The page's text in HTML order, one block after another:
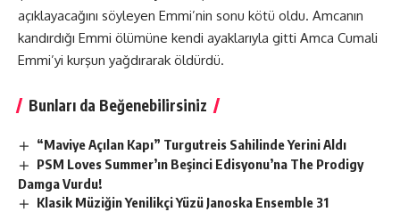
açıklayacağını söyleyen Emmi’nin sonu kötü oldu. Amcanın
kandırdığı Emmi ölümüne kendi ayaklarıyla gitti Amca Cumali
Emmi’yi kurşun yağdırarak öldürdü.
Bunları da Beğenebilirsiniz
“Maviye Açılan Kapı” Turgutreis Sahilinde Yerini Aldı
PSM Loves Summer’ın Beşinci Edisyonu’na The Prodigy
Damga Vurdu!
Klasik Müziğin Yenilikçi Yüzü Janoska Ensemble 31